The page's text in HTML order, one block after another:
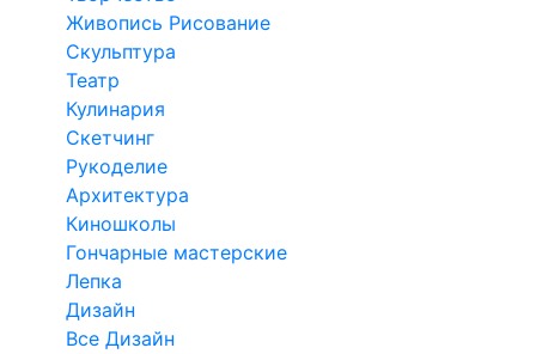
Живопись Рисование
Скульптура
Театр
Кулинария
Скетчинг
Рукоделие
Архитектура
Киношколы
Гончарные мастерские
Лепка
Дизайн
Все Дизайн